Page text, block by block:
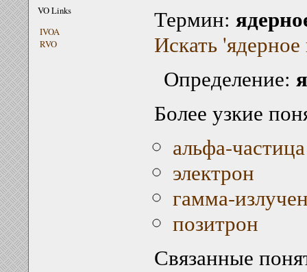
VO Links
IVOA
RVO
Термин:
Искать
Определение:
Более узкие
альфа-частица
электрон
гамма-
позитрон
Связанные